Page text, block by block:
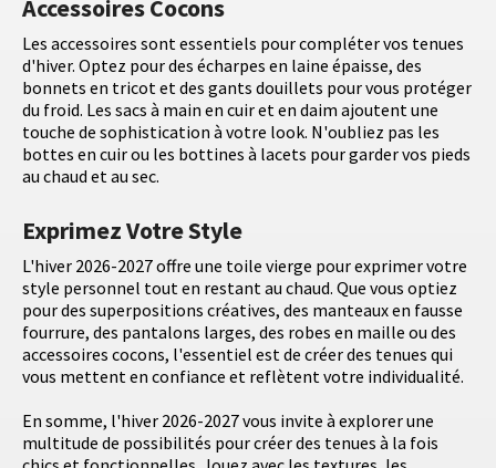
Accessoires Cocons
Les accessoires sont essentiels pour compléter vos tenues
d'hiver. Optez pour des écharpes en laine épaisse, des
bonnets en tricot et des gants douillets pour vous protéger
du froid. Les sacs à main en cuir et en daim ajoutent une
touche de sophistication à votre look. N'oubliez pas les
bottes en cuir ou les bottines à lacets pour garder vos pieds
au chaud et au sec.
Exprimez Votre Style
L'hiver 2026-2027 offre une toile vierge pour exprimer votre
style personnel tout en restant au chaud. Que vous optiez
pour des superpositions créatives, des manteaux en fausse
fourrure, des pantalons larges, des robes en maille ou des
accessoires cocons, l'essentiel est de créer des tenues qui
vous mettent en confiance et reflètent votre individualité.
En somme, l'hiver 2026-2027 vous invite à explorer une
multitude de possibilités pour créer des tenues à la fois